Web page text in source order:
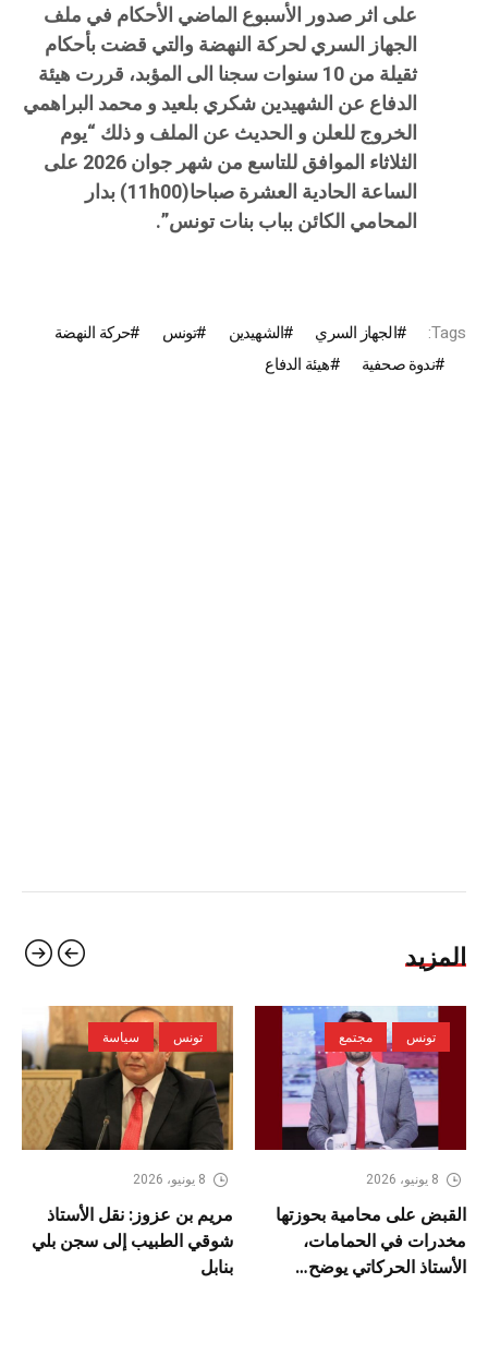
على اثر صدور الأسبوع الماضي الأحكام في ملف
الجهاز السري لحركة النهضة والتي قضت بأحكام
ثقيلة من 10 سنوات سجنا الى المؤبد، قررت هيئة
الدفاع عن الشهيدين شكري بلعيد و محمد البراهمي
الخروج للعلن و الحديث عن الملف و ذلك “يوم
الثلاثاء الموافق للتاسع من شهر جوان 2026 على
الساعة الحادية العشرة صباحا(11h00) بدار
المحامي الكائن بباب بنات تونس”.
Tags: الجهاز السري الشهيدين تونس
حركة النهضة
ندوة صحفية
هيئة الدفاع
المزيد
تونس مجتمع
8 يونيو، 2026
القبض على محامية بحوزتها
مخدرات في الحمامات،
الأستاذ الحركاتي يوضح…
تونس سياسة
8 يونيو، 2026
مريم بن عزوز: نقل الأستاذ
شوقي الطبيب إلى سجن بلي
بنابل